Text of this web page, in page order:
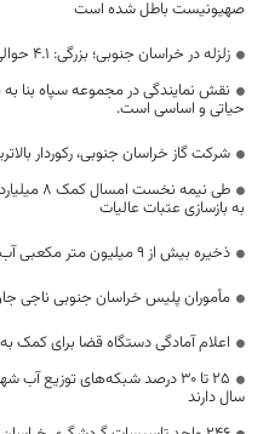
صهیونیست باطل شده است
زلزله در خراسان جنوبی؛ بزرگی: 4.1 حوالی سربيشه
نقش نمایندگی در مجموعه سپاه بنا
حیاتی و اساسی است.
شرکت گاز خراسان جنوبی، رکوردار
به بازسازی عتبات عالیات
ذخیره بیش از 9 میلیون متر مکعبی آب در سازه های آبخیزداری خراسان جنوبی
️مأموران پلیس خراسان جنوبی ناجی
اعلام آمادگی دستگاه قضا برای کمک
سال دارند